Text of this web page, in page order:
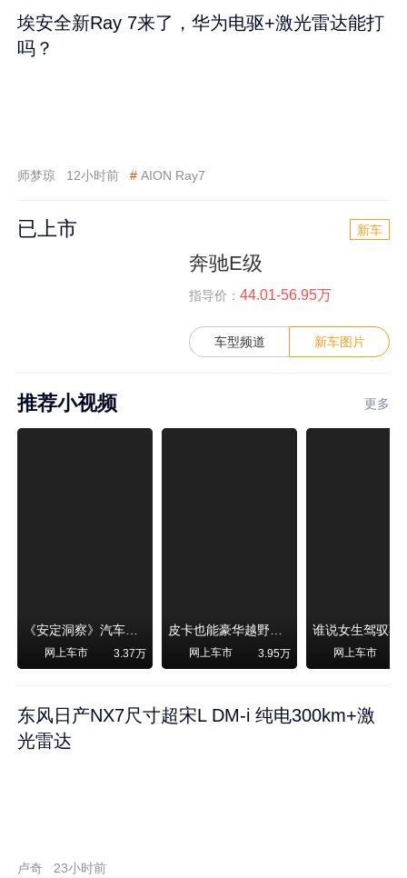
埃安全新Ray 7来了，华为电驱+激光雷达能打
吗？
师梦琼 12小时前 # AION Ray7
已上市 新车
奔驰E级
指导价： 44.01-56.95万
车型频道 新车图片
推荐小视频 更多
《安定洞察》汽车烧不烧油，和石油安全无关！
网上车市 3.37万
皮卡也能豪华越野！纵横F700上市，限时卖29.99万起
网上车市 3.95万 网上车市
东风日产NX7尺寸超宋L DM-i 纯电300km+激
光雷达
卢奇 23小时前